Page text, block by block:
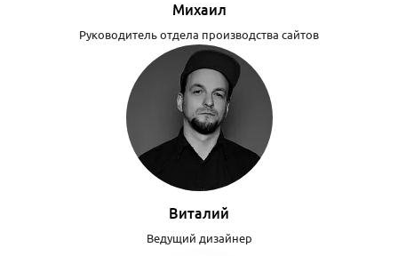
Михаил
Руководитель отдела производства сайтов
Виталий
Ведущий дизайнер